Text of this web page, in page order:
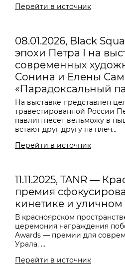
Перейти в источник
08.01.2026, Black
эпохи Петра I на
современных
Сонина и Елены
«Парадоксальный
На выставке представлен
травестированной России
павлин несет вельможу в
встают друг другу на плеч...
Перейти в источник
11.11.2025, TANR —
премия
кинетике и уличном
В красноярском
церемония награждения
Awards — премии для
Урала, ...
Перейти в источник